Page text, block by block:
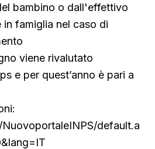
bambino o dall'effettivo
in famiglia nel caso di
viene rivalutato
e per quest’anno è pari a
default.a